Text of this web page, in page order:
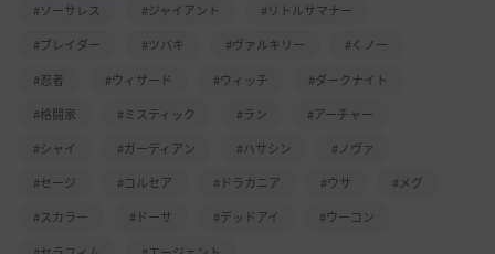
#ソーサレス
#ジャイアント
#リトルサマナー
#ブレイダー
#ツバキ #ヴァルキリー
#くノ一
#忍者
#ウィザード #ウィッチ
#ダークナイト
#格闘家
#ミスティック #ラン
#アーチャー
#シャイ
#ガーディアン #ハサシン
#ノヴァ
#セージ
#コルセア #ドラカニア #ウサ
#メグ
#スカラー
#ドーサ #デッドアイ
#ウーコン